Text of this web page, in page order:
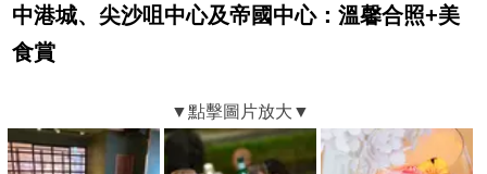
中港城、尖沙咀中心及帝國中心：溫馨合照+美
食賞